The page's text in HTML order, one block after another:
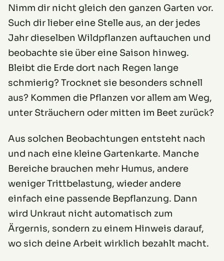
Nimm dir nicht gleich den ganzen Garten vor.
Such dir lieber eine Stelle aus, an der jedes
Jahr dieselben Wildpflanzen auftauchen und
beobachte sie über eine Saison hinweg.
Bleibt die Erde dort nach Regen lange
schmierig? Trocknet sie besonders schnell
aus? Kommen die Pflanzen vor allem am Weg,
unter Sträuchern oder mitten im Beet zurück?
Aus solchen Beobachtungen entsteht nach
und nach eine kleine Gartenkarte. Manche
Bereiche brauchen mehr Humus, andere
weniger Trittbelastung, wieder andere
einfach eine passende Bepflanzung. Dann
wird Unkraut nicht automatisch zum
Ärgernis, sondern zu einem Hinweis darauf,
wo sich deine Arbeit wirklich bezahlt macht.